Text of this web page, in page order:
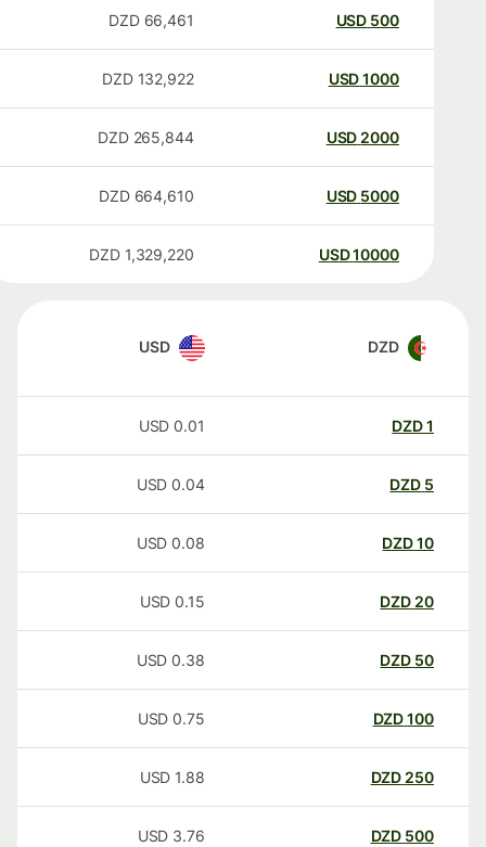
500
USD
66,461
DZD
1000
USD
132,922
DZD
2000
USD
265,844
DZD
5000
USD
664,610
DZD
10000
USD
1,329,220
DZD
DZD
USD
DZD
0.01
USD
DZD
0.04
USD
DZD
0.08
USD
20
DZD
0.15
USD
50
DZD
0.38
USD
100
DZD
0.75
USD
250
DZD
1.88
USD
500
DZD
3.76
USD